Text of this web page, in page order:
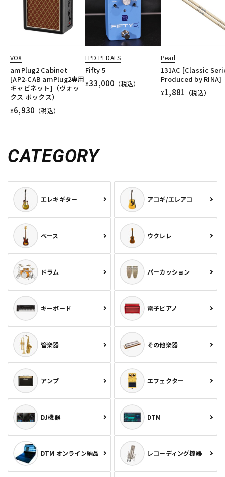
VOX
amPlug2 Cabinet
[AP2-CAB amPlug2専用
キャビネット]（ヴォッ
クス ボックス）
¥6,930 （税込）
LPD PEDALS
Fifty 5
¥33,000 （税込）
Pearl
131AC [Classic
Produced by RINA]
¥1,881 （税込）
CATEGORY
エレキギター アコギ/エレアコ
ベース ウクレレ
ドラム パーカッション
キーボード 電子ピアノ
管楽器 その他楽器
アンプ エフェクター
DJ機器 DTM
DTM オンライン納品 レコーディング機器